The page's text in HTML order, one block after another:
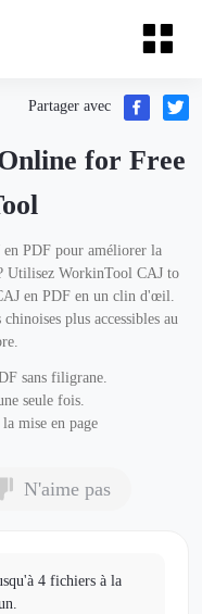
Partager avec
for Free
PDF pour améliorer la
Utilisez WorkinTool CAJ to
en PDF en un clin d'œil.
plus accessibles au
sans filigrane.
seule fois.
mise en page
N'aime pas
4 fichiers à la